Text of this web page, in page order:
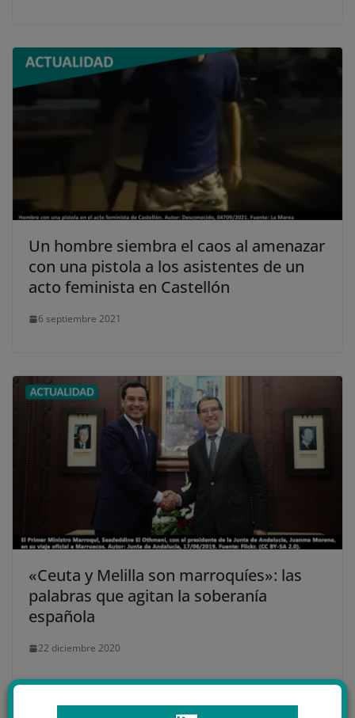
Un hombre siembra el caos al amenazar
con una pistola a los asistentes de un
acto feminista en Castellón
6 septiembre 2021
«Ceuta y Melilla son marroquíes»: las
palabras que agitan la soberanía
española
22 diciembre 2020